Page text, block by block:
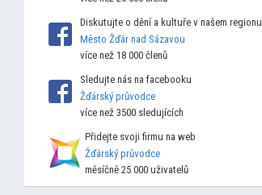
Diskutujte o dění a kultuře v našem regionu
Město Žďár nad Sázavou
více než 18 000 členů
Sledujte nás na facebooku
Žďárský průvodce
více než 3500 sledujících
Přidejte svoji firmu na web
Žďárský průvodce
měsíčně 25 000 uživatelů